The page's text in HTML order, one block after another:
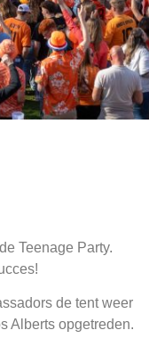
Teenage Party.
de tent weer
Alberts opgetreden.